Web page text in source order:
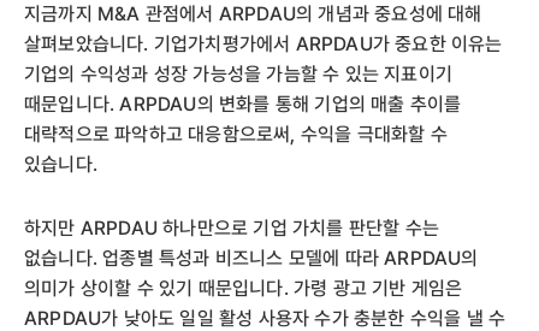
지금까지 M&A 관점에서 ARPDAU의 개념과 중요성에 대해
살펴보았습니다. 기업가치평가에서 ARPDAU가 중요한 이유는
기업의 수익성과 성장 가능성을 가늠할 수 있는 지표이기
때문입니다. ARPDAU의 변화를 통해 기업의 매출 추이를
대략적으로 파악하고 대응함으로써, 수익을 극대화할 수
있습니다.
하지만 ARPDAU 하나만으로 기업 가치를 판단할 수는
없습니다. 업종별 특성과 비즈니스 모델에 따라 ARPDAU의
의미가 상이할 수 있기 때문입니다. 가령 광고 기반 게임은
ARPDAU가 낮아도 일일 활성 사용자 수가 충분한 수익을 낼 수